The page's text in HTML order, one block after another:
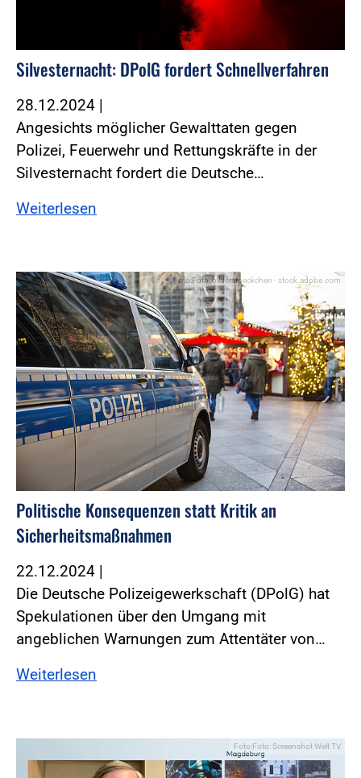
Silvesternacht: DPolG fordert Schnellverfahren
28.12.2024 |
Angesichts möglicher Gewalttaten gegen
Polizei, Feuerwehr und Rettungskräfte in der
Silvesternacht fordert die Deutsche…
Weiterlesen
Foto:Foto: bilderstoeckchen - stock.adobe.com
Politische Konsequenzen statt Kritik an
Sicherheitsmaßnahmen
22.12.2024 |
Die Deutsche Polizeigewerkschaft (DPolG) hat
Spekulationen über den Umgang mit
angeblichen Warnungen zum Attentäter von…
Weiterlesen
Foto:Foto: Screenshot Welt TV